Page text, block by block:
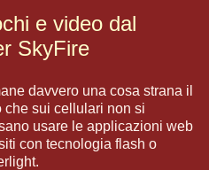
e video dal
SkyFire
davvero una cosa strana il
che sui cellulari non si
usare le applicazioni web
con tecnologia flash o